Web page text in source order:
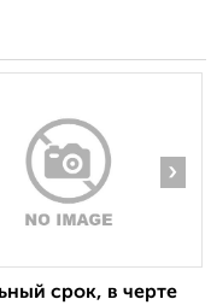
›
срок, в черте